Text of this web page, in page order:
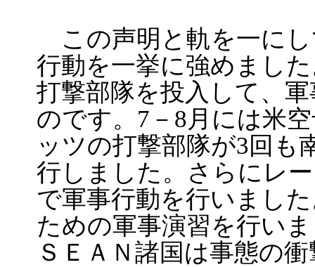
この声明と軌を一に
行動を一挙に強めまし
打撃部隊を投入して、
のです。7－8月には米
ッツの打撃部隊が3回も
行しました。さらにレ
で軍事行動を行いまし
ための軍事演習を行い
ＳＥＡＮ諸国は事態の